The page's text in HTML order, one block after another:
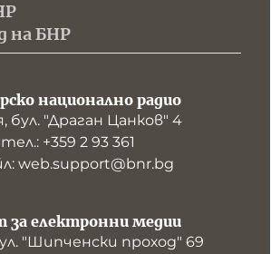
на БНР
национално радио
бул. "Драган Цанков" 4
тел.: +359 2 93 361
web.support@bnr.bg
за електронни медии
"Шипченски проход" 69